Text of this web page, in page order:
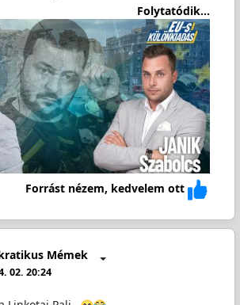
Folytatódik...
Forrást nézem, kedvelem ott
Mémek
02. 20:24